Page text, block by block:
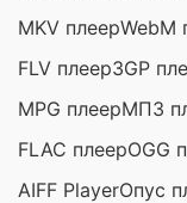
MKV плеерWebM
FLV плеер3GP
MPG плеерМП3
FLAC плеерOGG
AIFF PlayerОпус